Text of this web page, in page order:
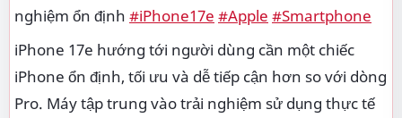
nghiệm ổn định #iPhone17e #Apple #Smartphone
iPhone 17e hướng tới người dùng cần một chiếc
iPhone ổn định, tối ưu và dễ tiếp cận hơn so với dòng
Pro. Máy tập trung vào trải nghiệm sử dụng thực tế